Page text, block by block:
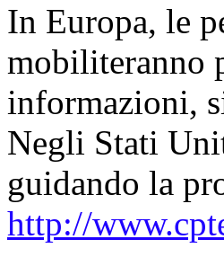
In Europa, le
mobiliteranno
informazioni,
Negli Stati
guidando la
http://